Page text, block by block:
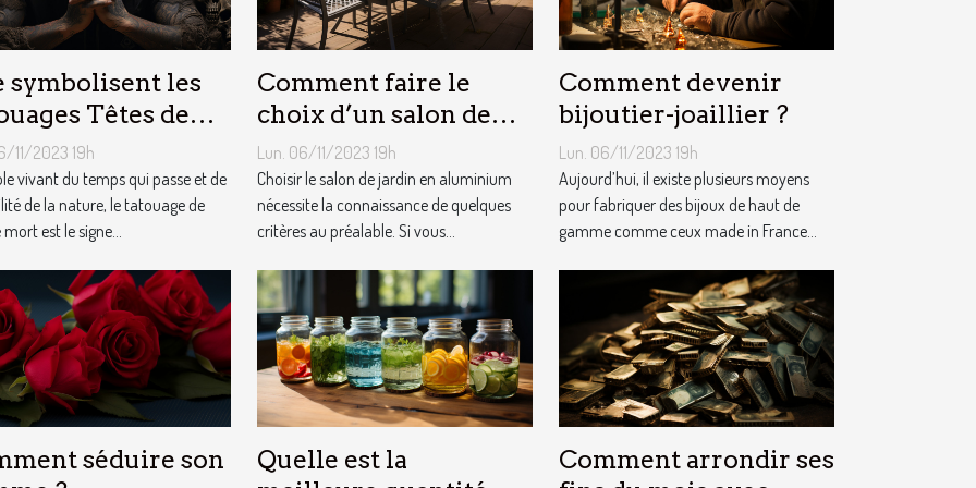
symbolisent les
Têtes de
?
11/2023 19h
vivant du temps qui passe et de
de la nature, le tatouage de
est le signe...
Comment faire le
choix d’un salon de
jardin en aluminium ?
Lun. 06/11/2023 19h
Choisir le salon de jardin en aluminium
nécessite la connaissance de quelques
critères au préalable. Si vous...
Comment devenir
bijoutier-joaillier ?
Lun. 06/11/2023 19h
Aujourd’hui, il existe plusieurs moyens
pour fabriquer des bijoux de haut de
gamme comme ceux made in France...
séduire son
Quelle est la
Comment arrondir ses